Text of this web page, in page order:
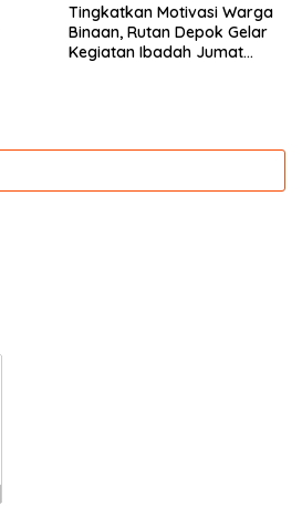
Tingkatkan Motivasi Warga
Binaan, Rutan Depok Gelar
Kegiatan Ibadah Jumat